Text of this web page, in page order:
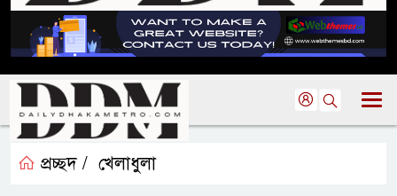
প্রচ্ছদ / খেলাধুলা